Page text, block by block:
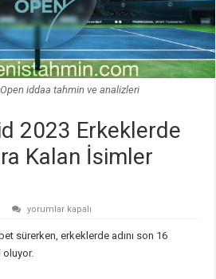
iddaa tahmin ve analizleri
2023 Erkeklerde
Kalan İsimler
Mutua
2023
Erkeklerde
Dördüncü
Tura
yorumlar kapalı
sürerken, erkeklerde adını son 16
oluyor.